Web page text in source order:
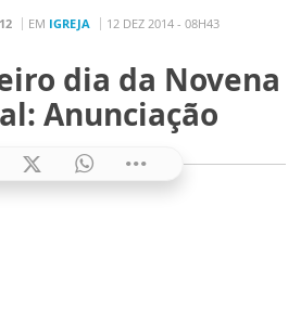
EM IGREJA 12 DEZ 2014 - 08H43
dia da Novena
Anunciação